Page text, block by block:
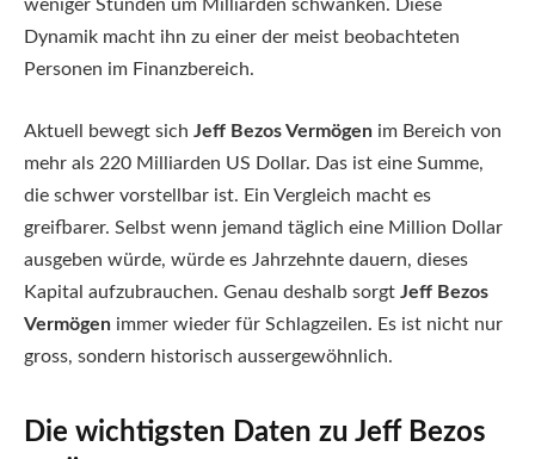
weniger Stunden um Milliarden schwanken. Diese
Dynamik macht ihn zu einer der meist beobachteten
Personen im Finanzbereich.
Aktuell bewegt sich Jeff Bezos Vermögen im Bereich von
mehr als 220 Milliarden US Dollar. Das ist eine Summe,
die schwer vorstellbar ist. Ein Vergleich macht es
greifbarer. Selbst wenn jemand täglich eine Million Dollar
ausgeben würde, würde es Jahrzehnte dauern, dieses
Kapital aufzubrauchen. Genau deshalb sorgt Jeff Bezos
Vermögen immer wieder für Schlagzeilen. Es ist nicht nur
gross, sondern historisch aussergewöhnlich.
Die wichtigsten Daten zu Jeff Bezos